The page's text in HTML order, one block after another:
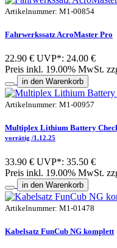
Artikelnummer: M1-00854
Fahrwerkssatz AcroMaster Pro
22.90 € UVP*: 24.00 €
Preis inkl. 19.00% MwSt.
in den Warenkorb
Artikelnummer: M1-00957
Multiplex Lithium Battery
vorrätig /1.12.25
33.90 € UVP*: 35.50 €
Preis inkl. 19.00% MwSt.
in den Warenkorb
Artikelnummer: M1-01478
Kabelsatz FunCub NG komplett